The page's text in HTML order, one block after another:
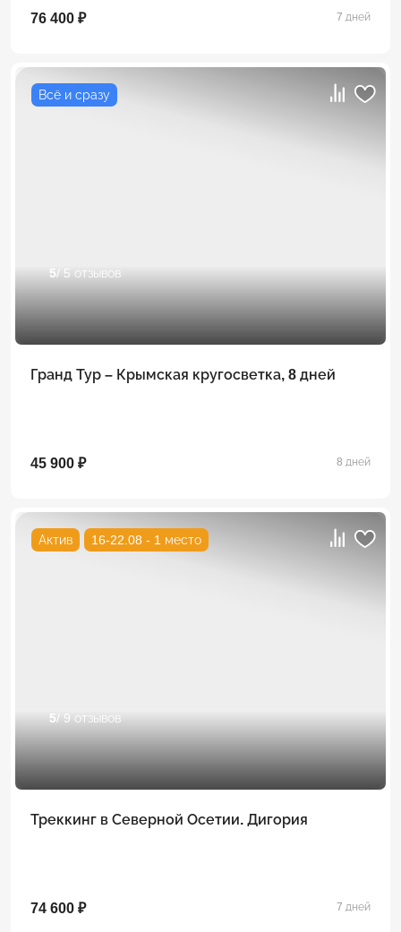
76 400 ₽ 7 дней
Всё и сразу
5/ 5 отзывов
Гранд Тур – Крымская кругосветка, 8 дней
45 900 ₽ 8 дней
Актив 16-22.08 - 1 место
5/ 9 отзывов
Треккинг в Северной Осетии. Дигория
74 600 ₽ 7 дней